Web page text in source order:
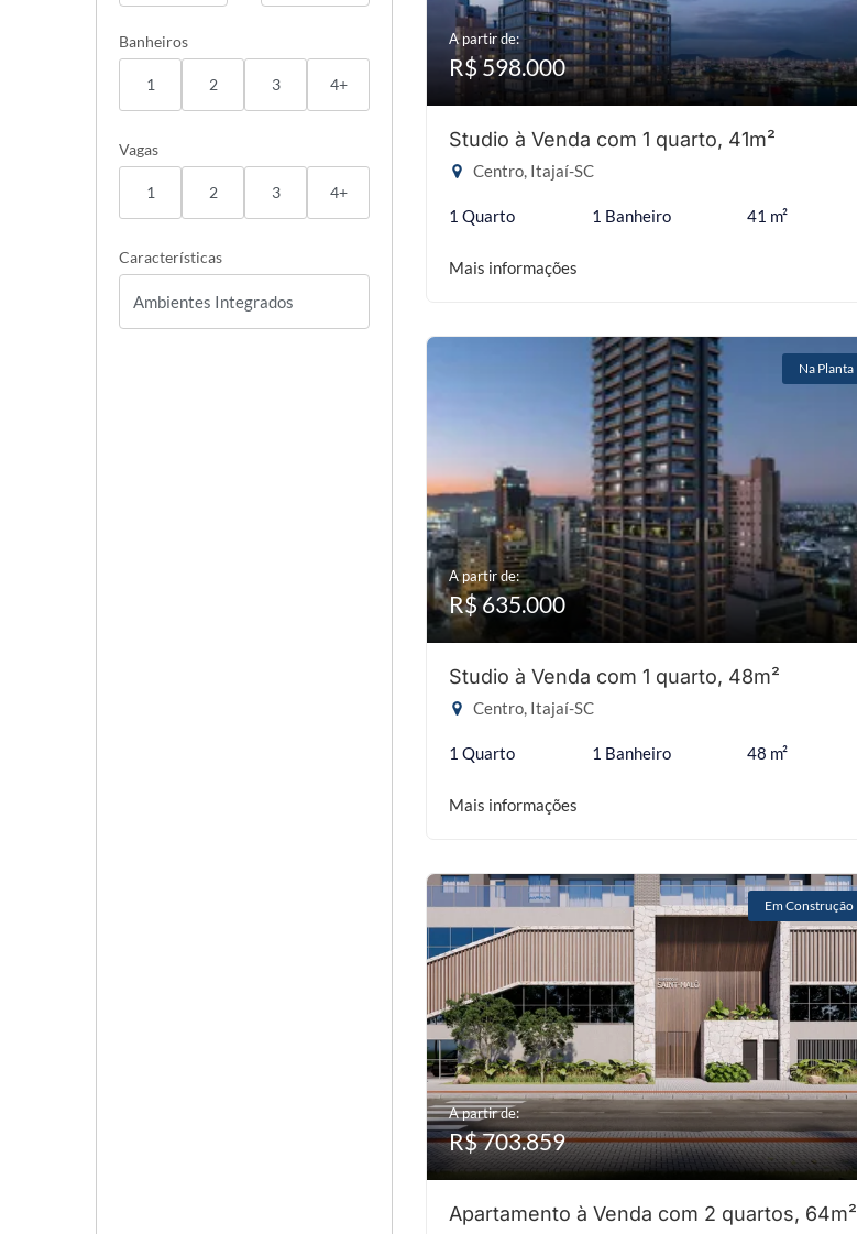
Banheiros
1 2 3 4+
Vagas
1 2 3 4+
Características
A partir de:
R$ 598.000
Studio à Venda com 1 quarto, 41m²
Centro, Itajaí-SC
1 Quarto 1 Banheiro 41 m²
Mais informações
Na Planta
A partir de:
R$ 635.000
Studio à Venda com 1 quarto, 48m²
Centro, Itajaí-SC
1 Quarto 1 Banheiro 48 m²
Mais informações
Em Construção
A partir de:
R$ 703.859
Apartamento à Venda com 2 quartos, 64m²